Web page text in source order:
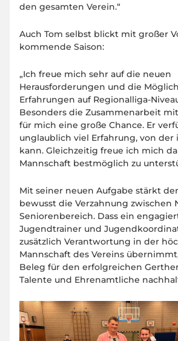
den gesamten Verein.“
Auch Tom selbst blickt mit großer
kommende Saison:
„Ich freue mich sehr auf die neuen
Herausforderungen und die
Erfahrungen auf Regionalliga-
Besonders die Zusammenarbeit
für mich eine große Chance. Er
unglaublich viel Erfahrung, von der
kann. Gleichzeitig freue ich mich
Mannschaft bestmöglich zu
Mit seiner neuen Aufgabe stärkt
bewusst die Verzahnung zwischen
Seniorenbereich. Dass ein
Jugendtrainer und
zusätzlich Verantwortung in der
Mannschaft des Vereins
Beleg für den erfolgreichen
Talente und Ehrenamtliche